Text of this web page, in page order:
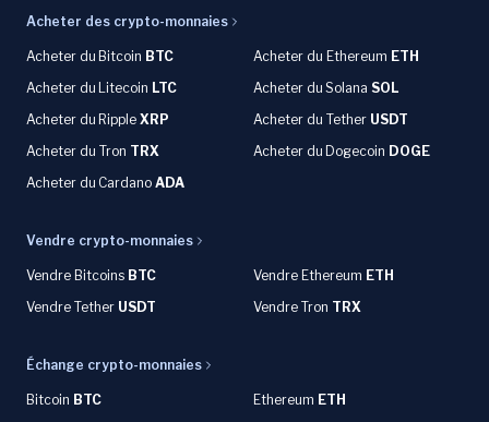
Acheter des crypto-monnaies
Acheter du Bitcoin BTC Acheter du Ethereum ETH
Acheter du Litecoin LTC Acheter du Solana SOL
Acheter du Ripple XRP Acheter du Tether USDT
Acheter du Tron TRX Acheter du Dogecoin DOGE
Acheter du Cardano ADA
Vendre crypto-monnaies
Vendre Bitcoins BTC Vendre Ethereum ETH
Vendre Tether USDT Vendre Tron TRX
Échange crypto-monnaies
Bitcoin BTC Ethereum ETH